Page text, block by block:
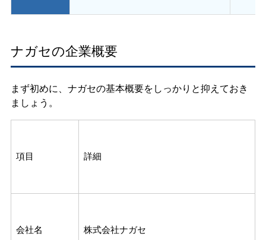
ナガセの企業概要
まず初めに、ナガセの基本概要をしっかりと抑えておき
ましょう。
項目 詳細
会社名 株式会社ナガセ